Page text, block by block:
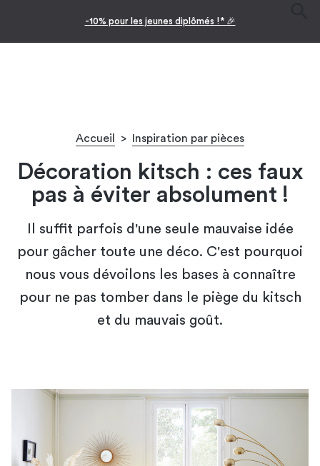
-10% pour les jeunes diplômés !* 🎉
Accueil > Inspiration par pièces
Décoration kitsch : ces faux
pas à éviter absolument !
Il suffit parfois d'une seule mauvaise idée
pour gâcher toute une déco. C'est pourquoi
nous vous dévoilons les bases à connaître
pour ne pas tomber dans le piège du kitsch
et du mauvais goût.